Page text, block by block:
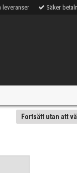
leveranser Säker
Fortsätt utan att